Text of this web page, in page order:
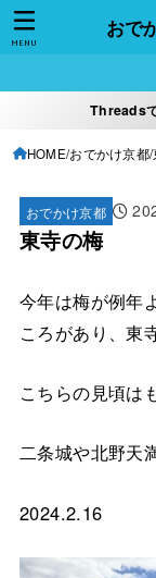
おで
MENU
Threads
HOME おでかけ京都
おでかけ京都
東寺の梅
今年は梅が例年
ころがあり、東
こちらの見頃は
二条城や北野天
2024.2.16